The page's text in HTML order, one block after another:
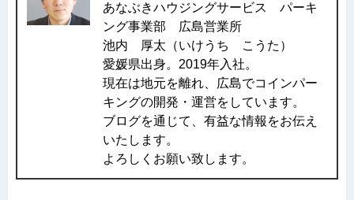
あなぶきハウジングサービス パーキ
ング事業部 広島営業所
池内 厚太（いけうち こうた）
愛媛県出身。2019年入社。
現在は地元を離れ、広島でコインパー
キングの開発・運営をしています。
ブログを通じて、有益な情報をお伝え
いたします。
よろしくお願い致します。